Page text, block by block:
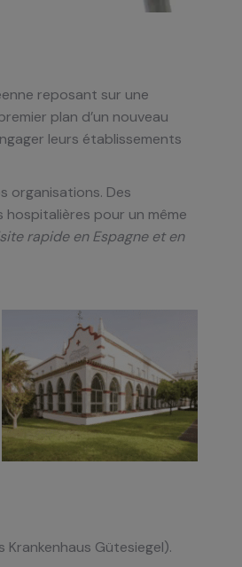
reposant sur une
plan d’un nouveau
leurs établissements
organisations. Des
hospitalières pour un même
rapide en Espagne et en
Gütesiegel).